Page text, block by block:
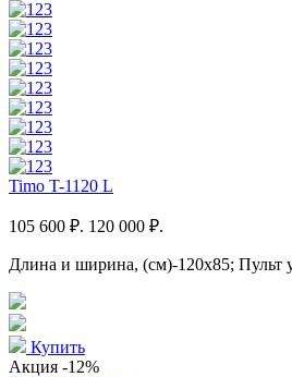
Timo T-1120 L
105 600 ₽. 120 000 ₽.
Длина и ширина, (см)-120x85; Пульт
Купить
Акция -12%